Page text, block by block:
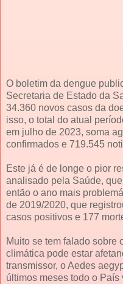
O boletim da dengue
Secretaria de Estado da
34.360 novos casos da
isso, o total do atual
em julho de 2023, soma
confirmados e 719.545
Este já é de longe o pior
analisado pela Saúde,
então o ano mais
de 2019/2020, que
casos positivos e 177
Muito se tem falado sobre
climática pode estar
transmissor, o Aedes
últimos meses todo o